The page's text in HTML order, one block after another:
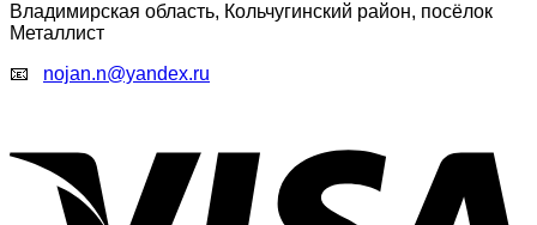
Владимирская область, Кольчугинский район, посёлок
Металлист
📧 nojan.n@yandex.ru